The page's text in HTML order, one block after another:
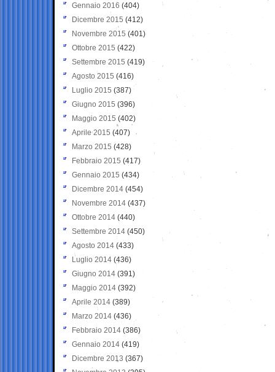
Gennaio 2016 (404)
Dicembre 2015 (412)
Novembre 2015 (401)
Ottobre 2015 (422)
Settembre 2015 (419)
Agosto 2015 (416)
Luglio 2015 (387)
Giugno 2015 (396)
Maggio 2015 (402)
Aprile 2015 (407)
Marzo 2015 (428)
Febbraio 2015 (417)
Gennaio 2015 (434)
Dicembre 2014 (454)
Novembre 2014 (437)
Ottobre 2014 (440)
Settembre 2014 (450)
Agosto 2014 (433)
Luglio 2014 (436)
Giugno 2014 (391)
Maggio 2014 (392)
Aprile 2014 (389)
Marzo 2014 (436)
Febbraio 2014 (386)
Gennaio 2014 (419)
Dicembre 2013 (367)